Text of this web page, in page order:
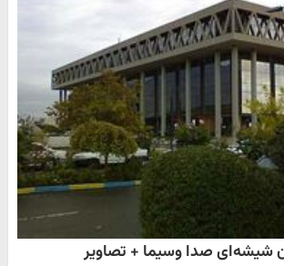
شیشه‌ای صدا وسیما + تصاویر